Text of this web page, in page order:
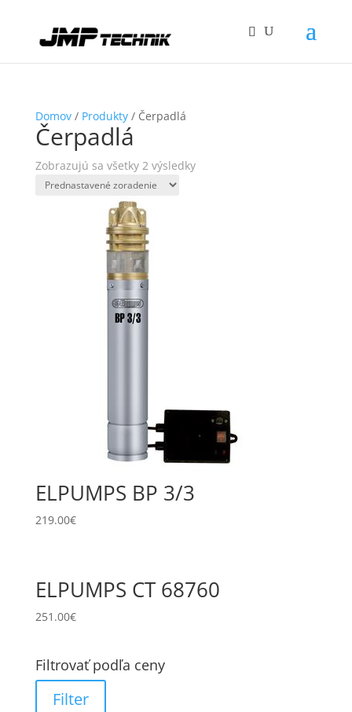
Domov/ Produkty/ Čerpadlá
Čerpadlá
Zobrazujú sa všetky 2 výsledky
ELPUMPS BP 3/3
219.00€
ELPUMPS CT 68760
251.00€
Filtrovať podľa ceny
Filter